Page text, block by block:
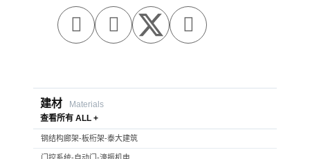
  
建材
Materials
查看所有 ALL +
钢结构廊架-板桁架-泰大建筑